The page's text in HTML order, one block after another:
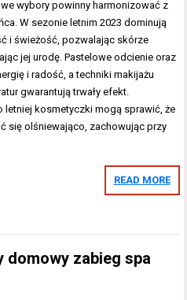
wybory powinny harmonizować z
W sezonie letnim 2023 dominują
i świeżość, pozwalając skórze
jej urodę. Pastelowe odcienie oraz
i radość, a techniki makijażu
gwarantują trwały efekt.
kosmetyczki mogą sprawić, że
się olśniewająco, zachowując przy
READ MORE
zabieg spa